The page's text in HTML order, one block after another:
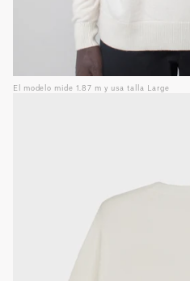
El modelo mide 1.87 m y usa talla Large